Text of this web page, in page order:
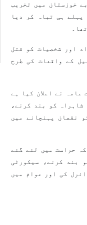
خوزستان میں تخریب
ہی تباہ کر دیا
اور شخصیات کو قتل
کے واقعات کی طرح
عامہ نے اعلان کیا ہے
کو بند کرنے،
نقصان پہنچانے میں
حراست میں لئے گئے
بند کرنے، سیکورٹی
کی اور عوام میں